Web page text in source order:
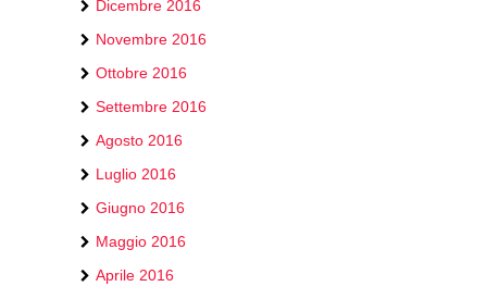
Dicembre 2016
Novembre 2016
Ottobre 2016
Settembre 2016
Agosto 2016
Luglio 2016
Giugno 2016
Maggio 2016
Aprile 2016